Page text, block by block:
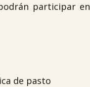
participar en
de pasto